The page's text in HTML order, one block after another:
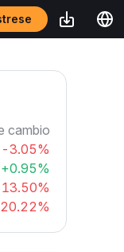
cambio
-3.05%
+0.95%